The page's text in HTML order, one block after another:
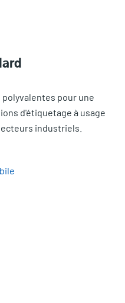
pour une
d'étiquetage à usage
industriels.